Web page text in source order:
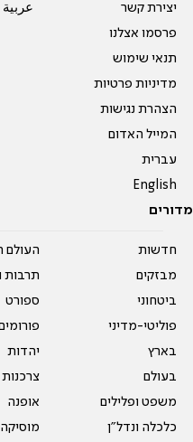
יצירת קשר
פרסמו אצלנו
תנאי שימוש
מדיניות פרטיות
הצהרת נגישות
המייל האדום
עברית
English
عربية
מדורים
חדשות
מבזקים
ביטחוני
פוליטי-מדיני
בארץ
בעולם
משפט ופלילים
כלכלה ונדל"ן
העולם
תרבות
ספורט
יהדות
צרכנות
אופנה
מוסיקה